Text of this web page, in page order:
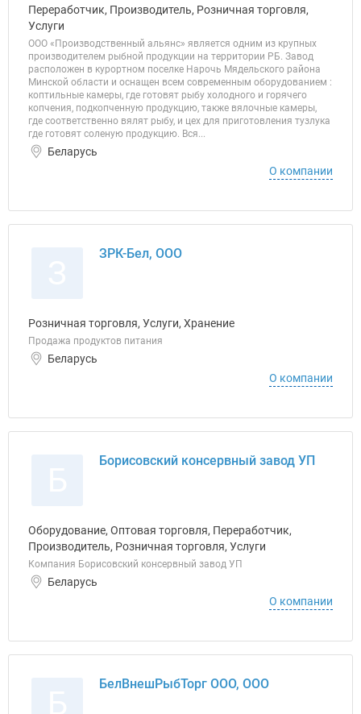
Переработчик, Производитель, Розничная торговля,
Услуги
ООО «Производственный альянс» является одним из крупных
производителем рыбной продукции на территории РБ. Завод
расположен в курортном поселке Нарочь Мядельского района
Минской области и оснащен всем современным оборудованием :
коптильные камеры, где готовят рыбу холодного и горячего
копчения, подкопченную продукцию, также вялочные камеры,
где соответственно вялят рыбу, и цех для приготовления тузлука
где готовят соленую продукцию. Вся...
Беларусь
О компании
ЗРК-Бел, ООО
Розничная торговля, Услуги, Хранение
Продажа продуктов питания
Беларусь
О компании
Борисовский консервный завод УП
Оборудование, Оптовая торговля, Переработчик,
Производитель, Розничная торговля, Услуги
Компания Борисовский консервный завод УП
Беларусь
О компании
БелВнешРыбТорг ООО, ООО